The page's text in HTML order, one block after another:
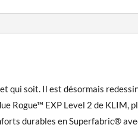
qui soit. Il est désormais
Rogue™ EXP Level 2 de KLIM,
durables en Superfabric®